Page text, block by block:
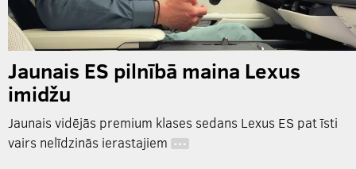
Jaunais ES pilnībā maina Lexus
imidžu
Jaunais vidējās premium klases sedans Lexus ES pat īsti
vairs nelīdzinās ierastajiem …